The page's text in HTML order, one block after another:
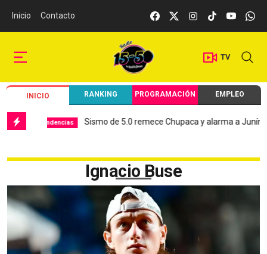
Inicio Contacto
TV
INICIO RANKING PROGRAMACIÓN EMPLEO
Tendencias Sismo de 5.0 remece Chupaca y alarma a Junín Local
Ignacio Buse